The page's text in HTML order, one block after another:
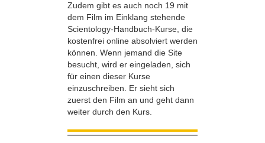
Zudem gibt es auch noch 19 mit
dem Film im Einklang stehende
Scientology-Handbuch-Kurse, die
kostenfrei online absolviert werden
können. Wenn jemand die Site
besucht, wird er eingeladen, sich
für einen dieser Kurse
einzuschreiben. Er sieht sich
zuerst den Film an und geht dann
weiter durch den Kurs.